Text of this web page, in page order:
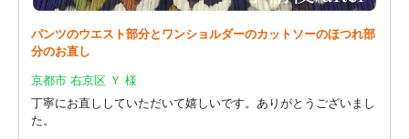
パンツのウエスト部分とワンショルダーのカットソーのほつれ部
分のお直し
京都市 右京区 Ｙ 様
丁寧にお直ししていただいて嬉しいです。ありがとうございまし
た。